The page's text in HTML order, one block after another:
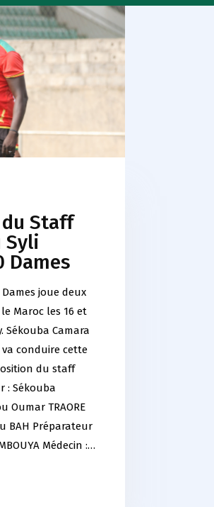
Staff
Syli
Dames
joue deux
Maroc les 16 et
Sékouba Camara
conduire cette
du staff
: Sékouba
Oumar TRAORE
BAH Préparateur
Médecin :…